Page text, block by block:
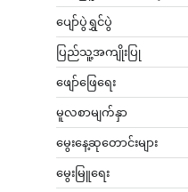
ပျော်ပွဲရွှင်ပွဲ
ပြည်သူ့အကျိုးပြု
ဖျော်ဖြေရေး
မူလစာမျက်နှာ
မွေးနေ့ဆုတောင်းများ
မွေးမြူရေး